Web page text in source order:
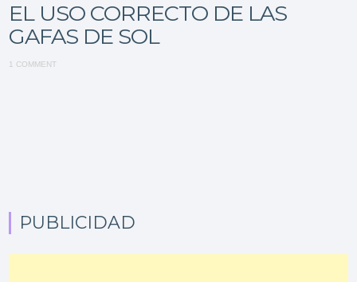
EL USO CORRECTO DE LAS
GAFAS DE SOL
1 COMMENT
PUBLICIDAD